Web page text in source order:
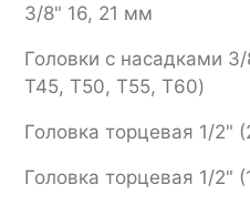
3/8" 16, 21 мм
Головки с насадками
Т45, Т50, Т55, Т60)
Головка торцевая 1/2"
Головка торцевая 1/2"